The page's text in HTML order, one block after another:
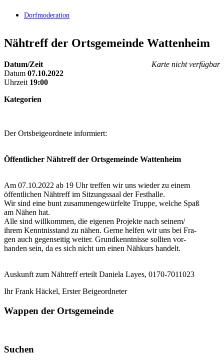
Dorfmoderation
Nähtreff der Ortsgemeinde Wattenheim
Karte nicht verfügbar
Datum/Zeit
Datum 07.10.2022
Uhrzeit 19:00
Kategorien
Der Ortsbeigeordnete informiert:
Öffentlicher Nähtreff der Ortsgemeinde Wattenheim
Am 07.10.2022 ab 19 Uhr treffen wir uns wieder zu einem
öffentlichen Nähtreff im Sitzungssaal der Festhalle.
Wir sind eine bunt zusammengewürfelte Truppe, welche Spaß
am Nähen hat.
Alle sind willkommen, die eigenen Projekte nach seinem/
ihrem Kenntnisstand zu nähen. Gerne helfen wir uns bei Fra-
gen auch gegenseitig weiter. Grundkenntnisse sollten vor-
handen sein, da es sich nicht um einen Nähkurs handelt.
Auskunft zum Nähtreff erteilt Daniela Layes, 0170-7011023
Ihr Frank Häckel, Erster Beigeordneter
Wappen der Ortsgemeinde
Suchen